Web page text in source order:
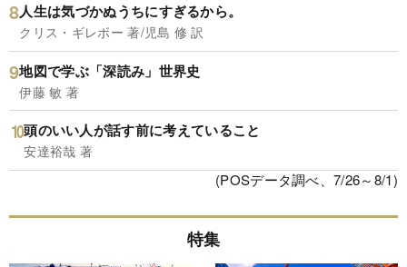
人生は気づかぬうちにすぎるから。
クリス・ギレボー 著/児島 修 訳
地図で学ぶ「深読み」世界史
伊藤 敏 著
頭のいい人が話す前に考えていること
安達裕哉 著
(POSデータ調べ、7/26～8/1)
特集